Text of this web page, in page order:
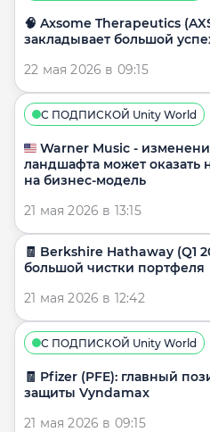
🧠 Axsome Therapeutics
закладывает большой
22 мая 2026 в 09:15
С ПОДПИСКОЙ Unity World
🇺🇸 Warner Music -
ландшафта может оказать
на бизнес-модель
21 мая 2026 в 13:15
🧾 Berkshire Hathaway (Q1
большой чистки портфеля
21 мая 2026 в 12:42
С ПОДПИСКОЙ Unity World
🧾 Pfizer (PFE): главный
защиты Vyndamax
21 мая 2026 в 09:15